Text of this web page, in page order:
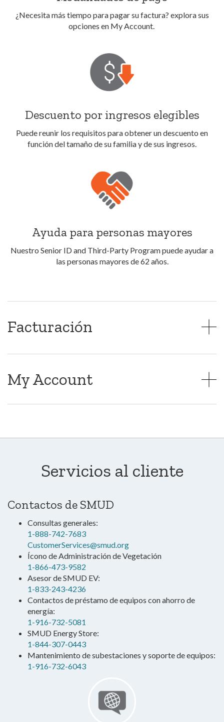
¿Necesita más tiempo para pagar su factura? explora sus
opciones en My Account.
Descuento por ingresos elegibles
Puede reunir los requisitos para obtener un descuento en
función del tamaño de su familia y de sus ingresos.
Ayuda para personas mayores
Nuestro Senior ID and Third-Party Program puede ayudar a
las personas mayores de 62 años.
Facturación
My Account
Servicios al cliente
Contactos de SMUD
Consultas generales:
1-888-742-7683
CustomerServices@smud.org
Ícono de Administración de Vegetación
1-866-473-9582
Asesor de SMUD EV:
1-833-243-4236
Contactos de préstamo de equipos con ahorro de
energía:
1-916-732-5081
SMUD Energy Store:
1-844-307-0443
Mantenimiento de subestaciones y soporte de equipos:
1-916-732-6043